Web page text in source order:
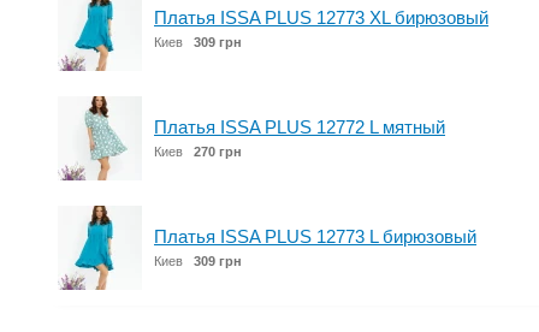
Платья ISSA PLUS 12773 XL бирюзовый
Киев 309 грн
Платья ISSA PLUS 12772 L мятный
Киев 270 грн
Платья ISSA PLUS 12773 L бирюзовый
Киев 309 грн